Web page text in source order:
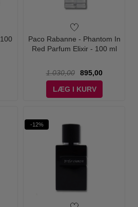
Paco Rabanne - Phantom In
Red Parfum Elixir - 100 ml
1.030,00
895,00
LÆG I KURV
-12%